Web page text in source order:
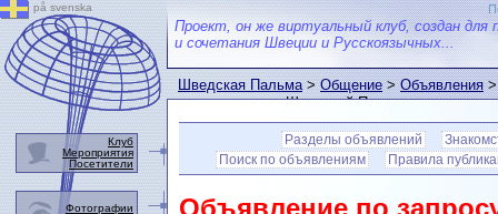
Проект, он же виртуальный клуб, создан для
и сочетания Швеции и Русскоязычных...
Шведская Пальма>Общение>Объявления>
пользователем Шведской Пальмы
Разделы объявлений
Поиск по объявлениям
Правила
Объявление по
på svenska
Клуб
Мероприятия
Посетители
Фотографии